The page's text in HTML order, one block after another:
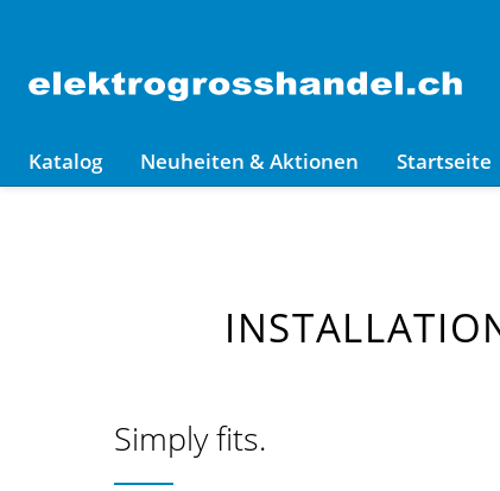
Katalog Neuheiten & Aktionen Startseite
Simply fits.